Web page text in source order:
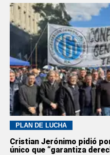
PLAN DE LUCHA
Cristian Jerónimo pidió
único que “garantiza